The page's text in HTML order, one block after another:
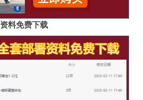
料免费下载